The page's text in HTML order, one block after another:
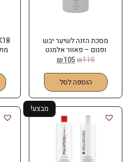
מסכת הזנה לשיער יבש
ופגום – פאוור אלמנט
POWER ELEMENT
₪119
₪105
הוספה לסל
מבצע!